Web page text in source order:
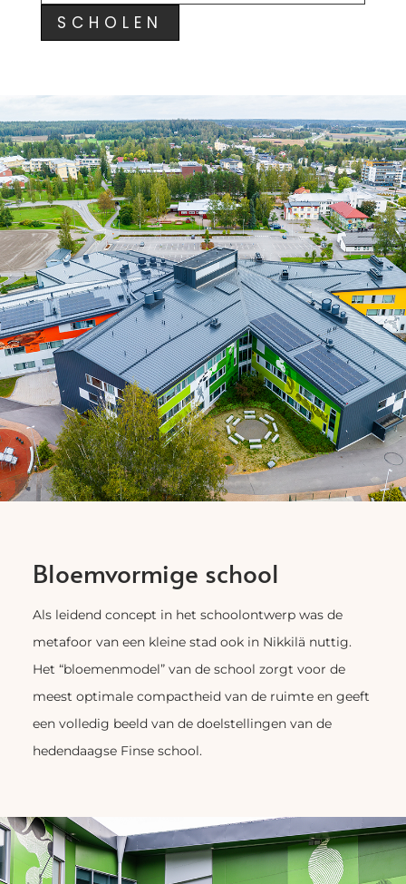
SCHOLEN
Bloemvormige school
Als leidend concept in het schoolontwerp was de
metafoor van een kleine stad ook in Nikkilä nuttig.
Het “bloemenmodel” van de school zorgt voor de
meest optimale compactheid van de ruimte en geeft
een volledig beeld van de doelstellingen van de
hedendaagse Finse school.